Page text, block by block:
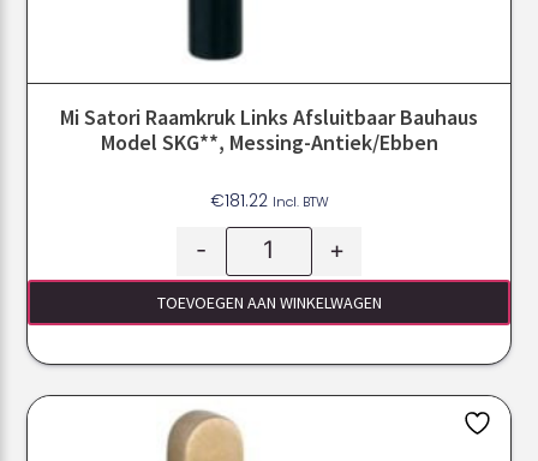
Mi Satori Raamkruk Links Afsluitbaar Bauhaus
Model SKG**, Messing-Antiek/ebben
€181.22 Incl. BTW
- +
TOEVOEGEN AAN WINKELWAGEN